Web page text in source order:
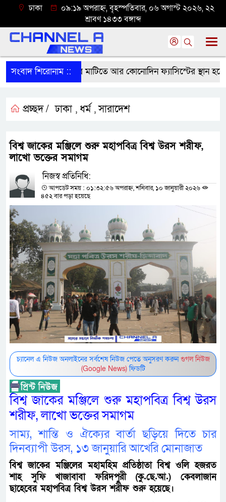
ঢাকা
০৯:১৯ অপরাহ্ন, বৃহস্পতিবার, ০৬ অগাস্ট ২০২৬, ২২
শ্রাবণ ১৪৩৩ বঙ্গাব্দ
সংবাদ শিরোনাম ::
বাংলাদেশের মাটিতে আর কোনোদিন ফ্যাসিস্টের স্থান হবে
প্রচ্ছদ / ঢাকা , ধর্ম ,সারাদেশ
বিশ্ব জাকের মঞ্জিলে শুরু মহাপবিত্র বিশ্ব উরস শরীফ,
লাখো ভক্তের সমাগম
নিজস্ব প্রতিনিধি:
আপডেট সময় : ০১:৩২:৫৬ অপরাহ্ন, শনিবার, ১০ জানুয়ারী ২০২৬
৪৫২ বার পড়া হয়েছে
চ্যানেল এ নিউজ অনলাইনের সর্বশেষ নিউজ পেতে অনুসরণ করুনগুগল নিউজ
(Google News)ফিডটি
বিশ্ব জাকের মঞ্জিলে শুরু মহাপবিত্র বিশ্ব উরস
শরীফ, লাখো ভক্তের সমাগম
সাম্য, শান্তি ও ঐক্যের বার্তা ছড়িয়ে দিতে চার
দিনব্যাপী উরস, ১৩ জানুয়ারি আখেরি মোনাজাত
বিশ্ব জাকের মঞ্জিলের মহামহিম প্রতিষ্ঠাতা বিশ্ব ওলি হজরত
শাহ সুফি খাজাবাবা ফরিদপুরী (কু.ছে.আ.) কেবলাজান
ছাহেবের মহাপবিত্র বিশ্ব উরস শরীফ শুরু হয়েছে।